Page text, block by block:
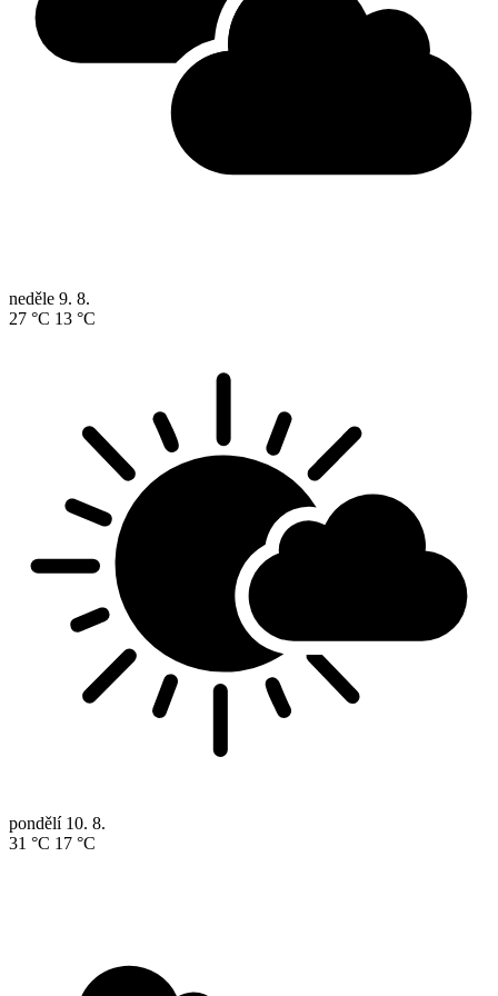
neděle 9. 8.
27 °C 13 °C
pondělí 10. 8.
31 °C 17 °C